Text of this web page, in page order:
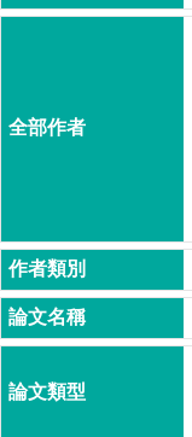
本
本
博
士
班
碩
士
班